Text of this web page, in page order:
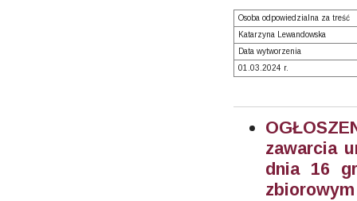
Osoba odpowiedzialna za treść
Katarzyna Lewandowska
Data wytworzenia
01.03.2024 r.
zawarcia
dnia 16
zbiorowym